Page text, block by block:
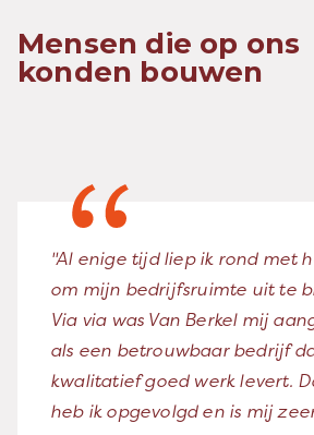
Mensen die op ons
konden bouwen
"Al enige tijd liep ik rond met
om mijn bedrijfsruimte uit te
Via via was Van Berkel mij
als een betrouwbaar bedrijf
kwalitatief goed werk levert.
heb ik opgevolgd en is mij